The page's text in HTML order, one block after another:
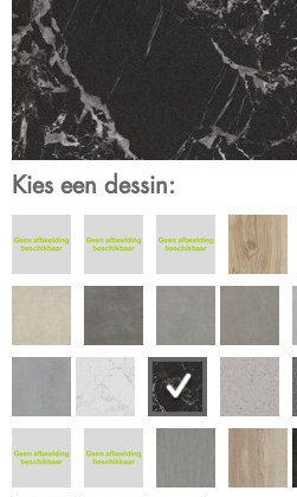
Kies een dessin: